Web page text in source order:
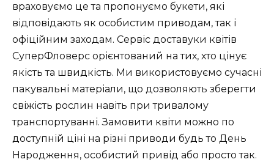
враховуємо це та пропонуємо букети, які
відповідають як особистим приводам, так і
офіційним заходам. Сервіс доставуки квітів
СуперФловерс орієнтований на тих, хто цінує
якість та швидкість. Ми використовуємо сучасні
пакувальні матеріали, що дозволяють зберегти
свіжість рослин навіть при тривалому
транспортуванні. Замовити квіти можно по
доступній ціні на різні приводи будь то День
Народження, особистий привід або просто так.